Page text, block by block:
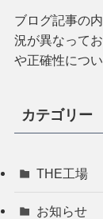
ブログ記事の
況が異なって
や正確性につ
カテゴリー
THE工場
お知らせ